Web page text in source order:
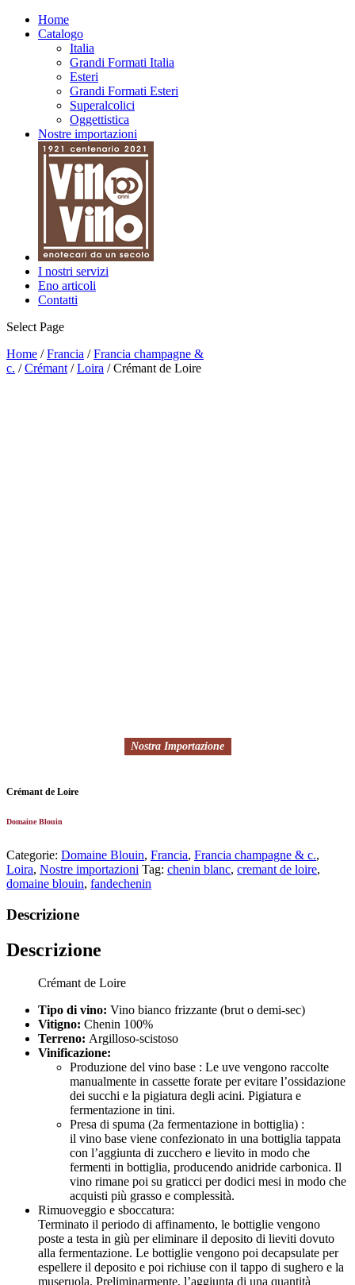
Home
Catalogo
Italia
Grandi Formati Italia
Esteri
Grandi Formati Esteri
Superalcolici
Oggettistica
Nostre importazioni
I nostri servizi
Eno articoli
Contatti
Select Page
Home /Francia /Francia champagne &
c. /Crémant /Loira / Crémant de Loire
Nostra Importazione
Crémant de Loire
Domaine Blouin
Categorie: Domaine Blouin, Francia, Francia champagne & c.,
Loira, Nostre importazioni Tag: chenin blanc, cremant de loire,
domaine blouin, fandechenin
Descrizione
Descrizione
Crémant de Loire
Tipo di vino: Vino bianco frizzante (brut o demi-sec)
Vitigno: Chenin 100%
Terreno: Argilloso-scistoso
Vinificazione:
Produzione del vino base : Le uve vengono raccolte
manualmente in cassette forate per evitare l’ossidazione
dei succhi e la pigiatura degli acini. Pigiatura e
fermentazione in tini.
Presa di spuma (2a fermentazione in bottiglia) :
il vino base viene confezionato in una bottiglia tappata
con l’aggiunta di zucchero e lievito in modo che
fermenti in bottiglia, producendo anidride carbonica. Il
vino rimane poi su graticci per dodici mesi in modo che
acquisti più grasso e complessità.
Rimuoveggio e sboccatura:
Terminato il periodo di affinamento, le bottiglie vengono
poste a testa in giù per eliminare il deposito di lieviti dovuto
alla fermentazione. Le bottiglie vengono poi decapsulate per
espellere il deposito e poi richiuse con il tappo di sughero e la
museruola. Preliminarmente, l’aggiunta di una quantità